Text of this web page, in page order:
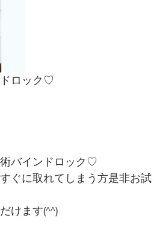
ロック♡
バインドロック♡
ぐに取れてしまう方是非お試
けます(^^)